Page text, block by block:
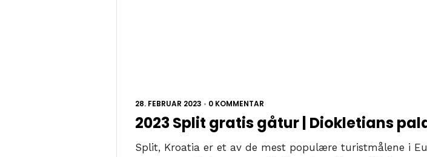
28. FEBRUAR 2023 • 0 KOMMENTAR
2023 Split gratis gåtur | Diokletians
Split, Kroatia er et av de mest populære turistmålene i